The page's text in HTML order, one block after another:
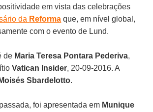
em vista das celebrações
da Reforma que, em nível global,
com o evento de Lund.
de Maria Teresa Pontara Pederiva,
Vatican Insider, 20-09-2016. A
Moisés Sbardelotto.
foi apresentada em Munique